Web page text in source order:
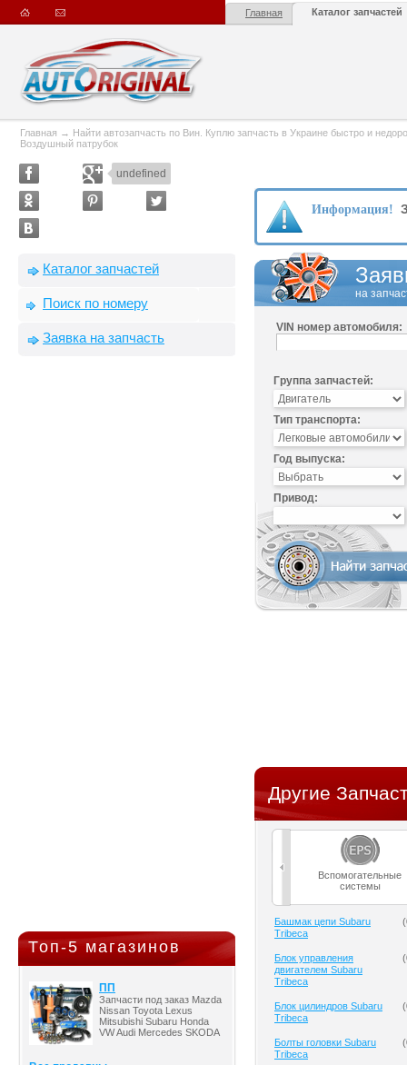
Главная Каталог запчастей
Главная → Найти автозапчасть по Вин. Куплю запчасть в Украине быстро и
Воздушный патрубок
undefined
Каталог запчастей
Поиск по номеру
Заявка на запчасть
Топ-5 магазинов
ПП
Запчасти под заказ Mazda
Nissan Toyota Lexus
Mitsubishi Subaru Honda
VW Audi Mercedes SKODA
Информация!
на
VIN номер автомобиля:
Группа запчастей:
Тип транспорта:
Год выпуска:
Привод:
Другие
Вспомогательные
системы
Башмак цепи Subaru
Tribeca
(
Блок управления
двигателем Subaru
Tribeca
(
Блок цилиндров Subaru
Tribeca
(
Болты головки Subaru
Tribeca
(